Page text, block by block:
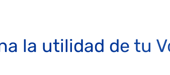
la utilidad de tu